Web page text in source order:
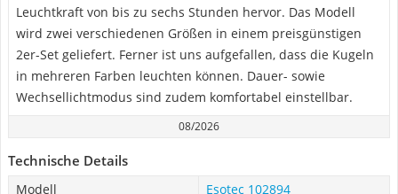
Leuchtkraft von bis zu sechs Stunden hervor. Das Modell
wird zwei verschiedenen Größen in einem preisgünstigen
2er-Set geliefert. Ferner ist uns aufgefallen, dass die Kugeln
in mehreren Farben leuchten können. Dauer- sowie
Wechsellichtmodus sind zudem komfortabel einstellbar.
08/2026
Technische Details
Modell Esotec 102894